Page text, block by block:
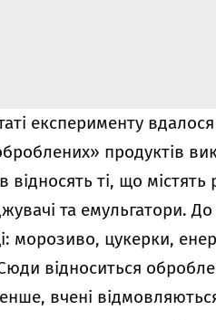
експерименту
продуктів
відносять ті, що
та емульгатори.
морозиво, цукерки,
відноситься
вчені